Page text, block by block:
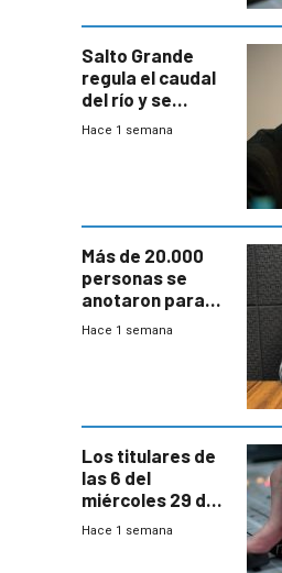
Salto Grande
regula el caudal
del río y se
prepara para un
Hace 1 semana
Más de 20.000
personas se
anotaron para
las pruebas
Hace 1 semana
Los titulares de
las 6 del
miércoles 29 de
julio de 2026
Hace 1 semana